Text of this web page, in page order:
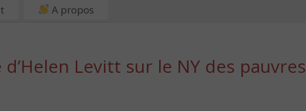
A propos
Levitt sur le NY des pauvres